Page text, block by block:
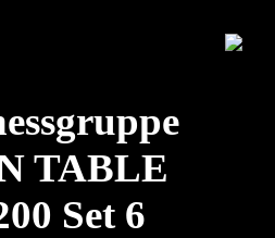
TABLE
Set 6